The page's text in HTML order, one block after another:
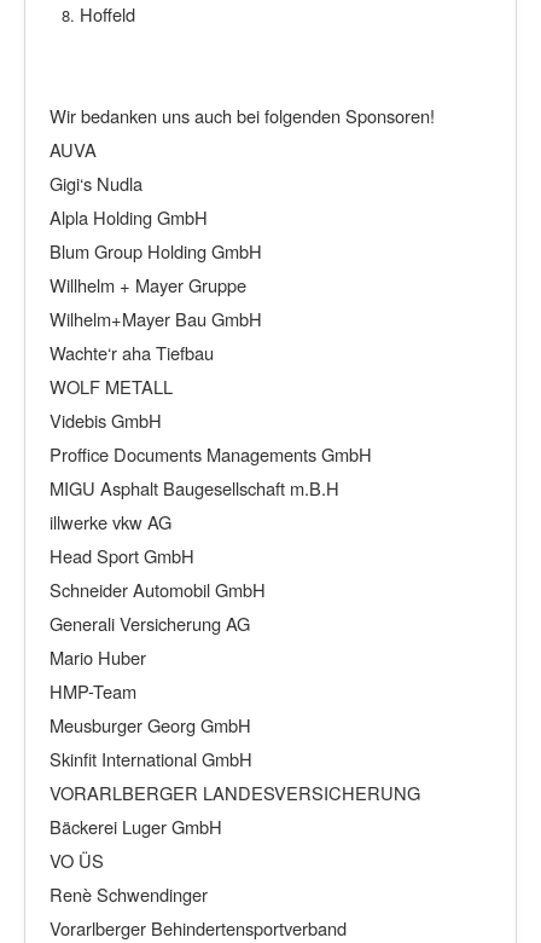
Hoffeld
Wir bedanken uns auch bei folgenden Sponsoren!
AUVA
Gigi‘s Nudla
Alpla Holding GmbH
Blum Group Holding GmbH
Willhelm + Mayer Gruppe
Wilhelm+Mayer Bau GmbH
Wachte‘r aha Tiefbau
WOLF METALL
Videbis GmbH
Proffice Documents Managements GmbH
MIGU Asphalt Baugesellschaft m.B.H
illwerke vkw AG
Head Sport GmbH
Schneider Automobil GmbH
Generali Versicherung AG
Mario Huber
HMP-Team
Meusburger Georg GmbH
Skinfit International GmbH
VORARLBERGER LANDESVERSICHERUNG
Bäckerei Luger GmbH
VO ÜS
Renè Schwendinger
Vorarlberger Behindertensportverband